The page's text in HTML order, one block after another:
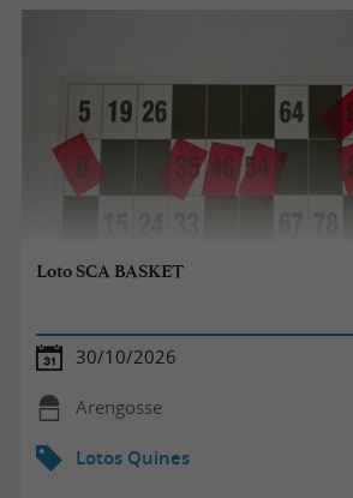
Loto SCA BASKET
30/10/2026
Arengosse
Lotos Quines